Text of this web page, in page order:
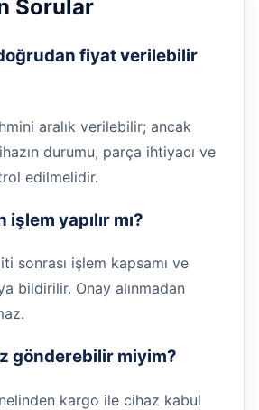
Sorular
fiyat verilebilir
aralık verilebilir; ancak
durumu, parça ihtiyacı ve
edilmelidir.
yapılır mı?
sonrası işlem kapsamı ve
bildirilir. Onay alınmadan
gönderebilir miyim?
kargo ile cihaz kabul